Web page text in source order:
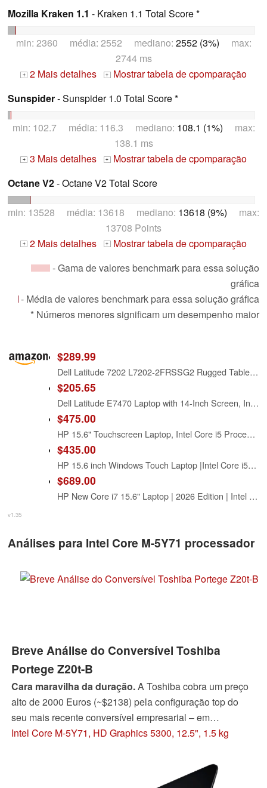
Mozilla Kraken 1.1 - Kraken 1.1 Total Score *
min: 2360 média: 2552 mediano: 2552 (3%) max:
2744 ms
+ 2 Mais detalhes + Mostrar tabela de cpomparação
Sunspider- Sunspider 1.0 Total Score *
min: 102.7 média: 116.3 mediano: 108.1 (1%) max:
138.1 ms
+ 3 Mais detalhes + Mostrar tabela de cpomparação
Octane V2- Octane V2 Total Score
min: 13528 média: 13618 mediano: 13618 (9%) max:
13708 Points
+ 2 Mais detalhes + Mostrar tabela de cpomparação
- Gama de valores benchmark para essa solução
gráfica
- Média de valores benchmark para essa solução gráfica
* Números menores significam um desempenho maior
$289.99
Dell Latitude 7202 L7202-2FRSSG2 Rugged Tablet PC - Intel Core M-5Y71 1.2 GHz Dual-Core Processor - 8 GB LPDDR3 SDRAM - 128 GB Solid State Drive - 11.6-inch Touchscreen (Renewed)
$205.65
Dell Latitude E7470 Laptop with 14-Inch Screen, Intel Core i5-6300U, 8 GB RAM, 256 GB SSD, Camera, Windows 11 Pro (Renewed)
$475.00
HP 15.6" Touchscreen Laptop, Intel Core i5 Processor, 16GB RAM, 512GB SSD, Numeric Keypad, Bluetooth, Wi-Fi, Long Battery Life, Windows 11 Home, Alpacatec Accessories, Silver
$435.00
HP 15.6 inch Windows Touch Laptop |Intel Core i5-1334U| Intel Iris Xe Graphics |Webcam |Bluetooth|Silver| 8GB RAM | 512GB SSD |Windows 11 Home |Bundle with Stylus Pen
$689.00
HP New Core i7 15.6" Laptop | 2026 Edition | Intel High-Performance Core i7-1255U up to 4.7GHz | 16GB RAM - 1TB PCIe SSD | Webcam | FHD | Long Battery Life | Windows 11 | Business & Academic
v1.35
Análises para Intel Core M-5Y71 processador
Breve Análise do Conversível Toshiba
Portege Z20t-B
Cara maravilha da duração.A Toshiba cobra um preço
alto de 2000 Euros (~$2138) pela configuração top do
seu mais recente conversível empresarial – em
compensação o usuário obtém um aparelho empresarial
Graças à tela táctil anti-refletiva, o Portege Z20t também
Intel Core M-5Y71, HD Graphics 5300, 12.5", 1.5 kg